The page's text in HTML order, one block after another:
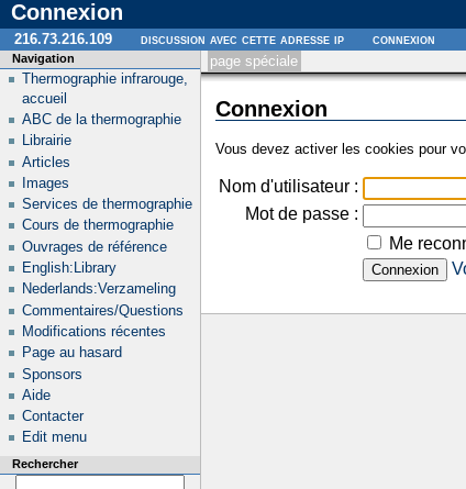
Connexion
page spéciale
Connexion
Vous devez activer les cookies pour
Nom d'utilisateur :
Mot de passe :
Me
Navigation
Thermographie infrarouge,
accueil
ABC de la thermographie
Librairie
Articles
Images
Services de thermographie
Cours de thermographie
Ouvrages de référence
English:Library
Nederlands:Verzameling
Commentaires/Questions
Modifications récentes
Page au hasard
Sponsors
Aide
Contacter
Edit menu
Rechercher
216.73.216.109 discussion avec cette adresse ip connexion